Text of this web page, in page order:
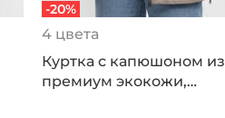
-20%
4 цвета
Куртка с капюшоном из
премиум экокожи,